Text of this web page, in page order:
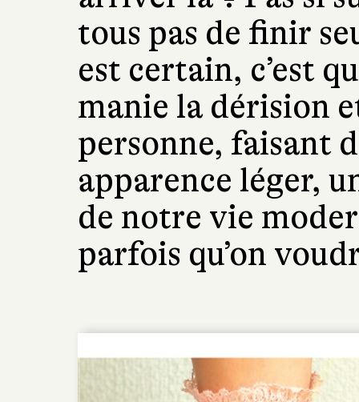
tous pas de finir
est certain, c’est
manie la dérision
personne, faisant
apparence léger,
de notre vie
parfois qu’on